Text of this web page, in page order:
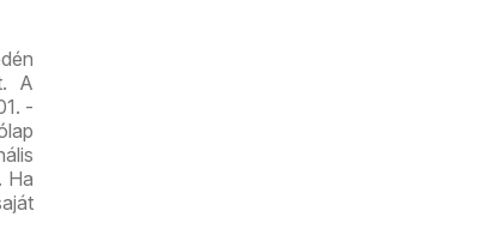
A
-
Ha